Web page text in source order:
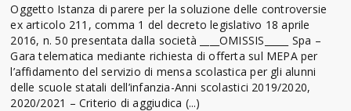
Oggetto Istanza di parere per la soluzione delle controversie
ex articolo 211, comma 1 del decreto legislativo 18 aprile
2016, n. 50 presentata dalla società ____OMISSIS_____ Spa –
Gara telematica mediante richiesta di offerta sul MEPA per
l’affidamento del servizio di mensa scolastica per gli alunni
delle scuole statali dell’infanzia-Anni scolastici 2019/2020,
2020/2021 – Criterio di aggiudica (...)